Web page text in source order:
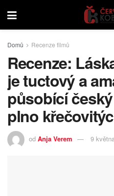
Domů Recenze filmů
Recenze:
je tuctový a
působící
plno
od Anja Verem 9